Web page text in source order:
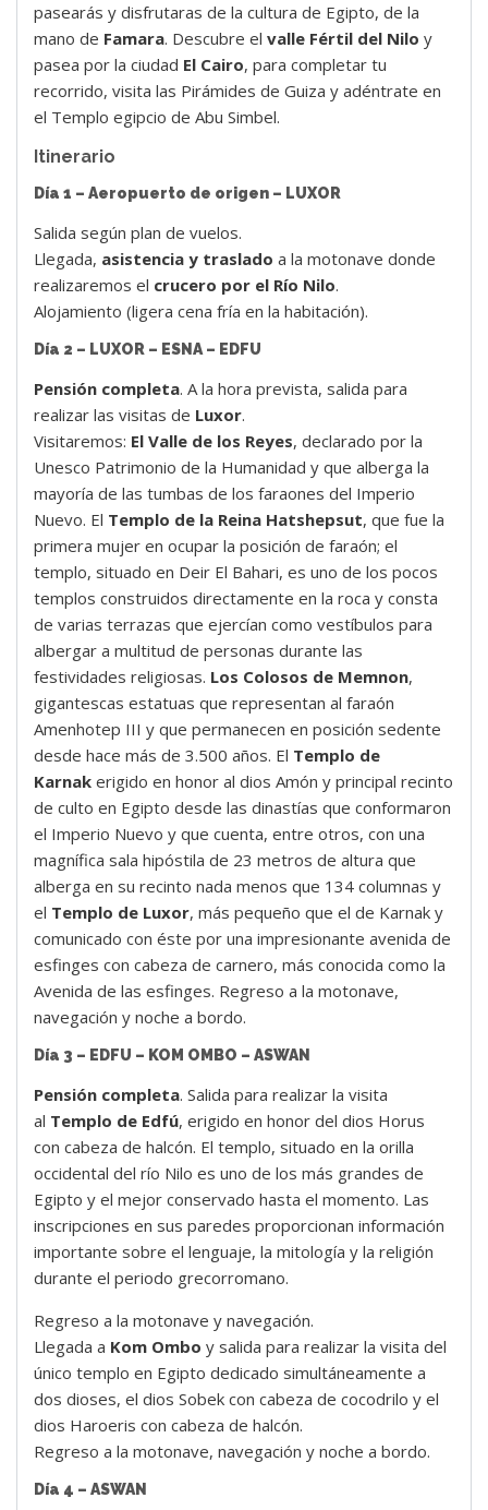
pasearás y disfrutaras de la cultura de Egipto, de la
mano de Famara. Descubre el valle Fértil del Nilo y
pasea por la ciudad El Cairo, para completar tu
recorrido, visita las Pirámides de Guiza y adéntrate en
el Templo egipcio de Abu Simbel.
Itinerario
Día 1 – Aeropuerto de origen – LUXOR
Salida según plan de vuelos.
Llegada, asistencia y traslado a la motonave donde
realizaremos el crucero por el Río Nilo.
Alojamiento (ligera cena fría en la habitación).
Día 2 – LUXOR – ESNA – EDFU
Pensión completa. A la hora prevista, salida para
realizar las visitas de Luxor.
Visitaremos: El Valle de los Reyes, declarado por la
Unesco Patrimonio de la Humanidad y que alberga la
mayoría de las tumbas de los faraones del Imperio
Nuevo. El Templo de la Reina Hatshepsut, que fue la
primera mujer en ocupar la posición de faraón; el
templo, situado en Deir El Bahari, es uno de los pocos
templos construidos directamente en la roca y consta
de varias terrazas que ejercían como vestíbulos para
albergar a multitud de personas durante las
festividades religiosas. Los Colosos de Memnon,
gigantescas estatuas que representan al faraón
Amenhotep III y que permanecen en posición sedente
desde hace más de 3.500 años. El Templo de
Karnak erigido en honor al dios Amón y principal recinto
de culto en Egipto desde las dinastías que conformaron
el Imperio Nuevo y que cuenta, entre otros, con una
magnífica sala hipóstila de 23 metros de altura que
alberga en su recinto nada menos que 134 columnas y
el Templo de Luxor, más pequeño que el de Karnak y
comunicado con éste por una impresionante avenida de
esfinges con cabeza de carnero, más conocida como la
Avenida de las esfinges. Regreso a la motonave,
navegación y noche a bordo.
Día 3 – EDFU – KOM OMBO – ASWAN
Pensión completa. Salida para realizar la visita
al Templo de Edfú, erigido en honor del dios Horus
con cabeza de halcón. El templo, situado en la orilla
occidental del río Nilo es uno de los más grandes de
Egipto y el mejor conservado hasta el momento. Las
inscripciones en sus paredes proporcionan información
importante sobre el lenguaje, la mitología y la religión
durante el periodo grecorromano.
Regreso a la motonave y navegación.
Llegada a Kom Ombo y salida para realizar la visita del
único templo en Egipto dedicado simultáneamente a
dos dioses, el dios Sobek con cabeza de cocodrilo y el
dios Haroeris con cabeza de halcón.
Regreso a la motonave, navegación y noche a bordo.
Día 4 – ASWAN